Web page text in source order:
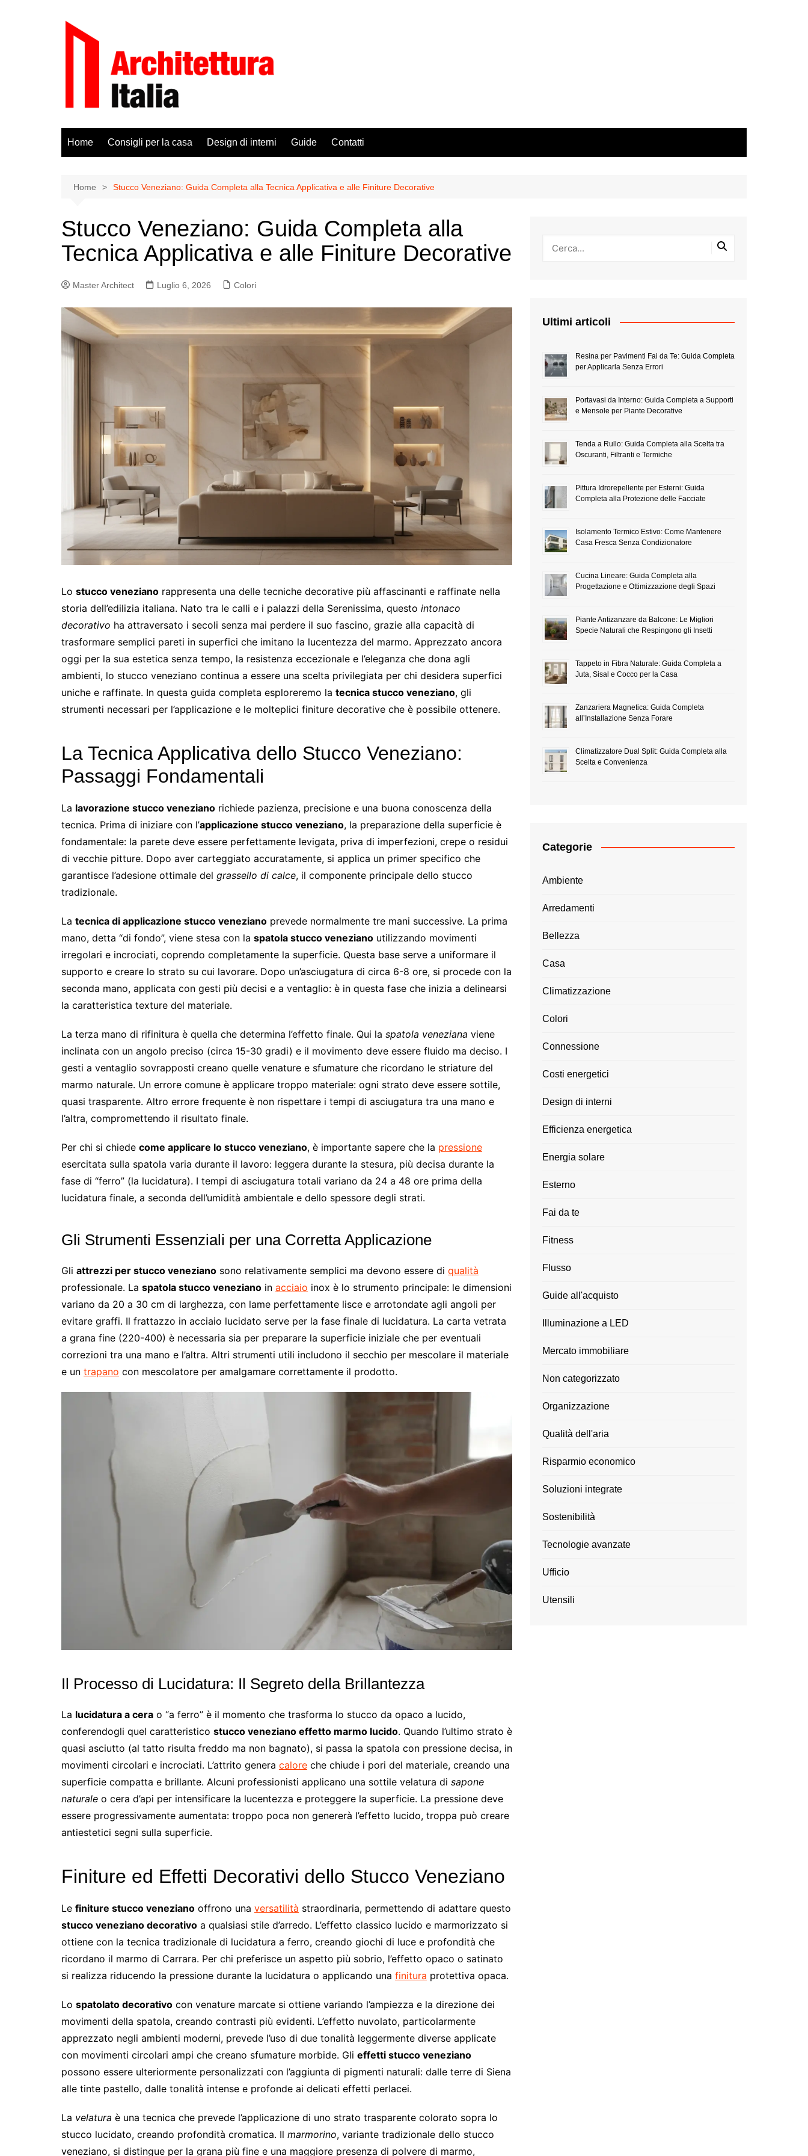
Home Consigli per la casa Design di interni Guide Contatti
Home Stucco Veneziano: Guida Completa alla Tecnica Applicativa e alle Finiture Decorative
Stucco Veneziano: Guida Completa alla
Tecnica Applicativa e alle Finiture Decorative
Master Architect Luglio 6, 2026 Colori
Lo stucco veneziano rappresenta una delle tecniche decorative più affascinanti e raffinate nella
storia dell’edilizia italiana. Nato tra le calli e i palazzi della Serenissima, questo intonaco
decorativo ha attraversato i secoli senza mai perdere il suo fascino, grazie alla capacità di
trasformare semplici pareti in superfici che imitano la lucentezza del marmo. Apprezzato ancora
oggi per la sua estetica senza tempo, la resistenza eccezionale e l’eleganza che dona agli
ambienti, lo stucco veneziano continua a essere una scelta privilegiata per chi desidera superfici
uniche e raffinate. In questa guida completa esploreremo la tecnica stucco veneziano, gli
strumenti necessari per l’applicazione e le molteplici finiture decorative che è possibile ottenere.
La Tecnica Applicativa dello Stucco Veneziano:
Passaggi Fondamentali
La lavorazione stucco veneziano richiede pazienza, precisione e una buona conoscenza della
tecnica. Prima di iniziare con l’applicazione stucco veneziano, la preparazione della superficie è
fondamentale: la parete deve essere perfettamente levigata, priva di imperfezioni, crepe o residui
di vecchie pitture. Dopo aver carteggiato accuratamente, si applica un primer specifico che
garantisce l’adesione ottimale del grassello di calce, il componente principale dello stucco
tradizionale.
La tecnica di applicazione stucco veneziano prevede normalmente tre mani successive. La prima
mano, detta “di fondo”, viene stesa con la spatola stucco veneziano utilizzando movimenti
irregolari e incrociati, coprendo completamente la superficie. Questa base serve a uniformare il
supporto e creare lo strato su cui lavorare. Dopo un’asciugatura di circa 6-8 ore, si procede con la
seconda mano, applicata con gesti più decisi e a ventaglio: è in questa fase che inizia a delinearsi
la caratteristica texture del materiale.
La terza mano di rifinitura è quella che determina l’effetto finale. Qui la spatola veneziana viene
inclinata con un angolo preciso (circa 15-30 gradi) e il movimento deve essere fluido ma deciso. I
gesti a ventaglio sovrapposti creano quelle venature e sfumature che ricordano le striature del
marmo naturale. Un errore comune è applicare troppo materiale: ogni strato deve essere sottile,
quasi trasparente. Altro errore frequente è non rispettare i tempi di asciugatura tra una mano e
l’altra, compromettendo il risultato finale.
Per chi si chiede come applicare lo stucco veneziano, è importante sapere che la pressione
esercitata sulla spatola varia durante il lavoro: leggera durante la stesura, più decisa durante la
fase di “ferro” (la lucidatura). I tempi di asciugatura totali variano da 24 a 48 ore prima della
lucidatura finale, a seconda dell’umidità ambientale e dello spessore degli strati.
Gli Strumenti Essenziali per una Corretta Applicazione
Gli attrezzi per stucco veneziano sono relativamente semplici ma devono essere di qualità
professionale. La spatola stucco veneziano in acciaio inox è lo strumento principale: le dimensioni
variano da 20 a 30 cm di larghezza, con lame perfettamente lisce e arrotondate agli angoli per
evitare graffi. Il frattazzo in acciaio lucidato serve per la fase finale di lucidatura. La carta vetrata
a grana fine (220-400) è necessaria sia per preparare la superficie iniziale che per eventuali
correzioni tra una mano e l’altra. Altri strumenti utili includono il secchio per mescolare il materiale
e un trapano con mescolatore per amalgamare correttamente il prodotto.
Il Processo di Lucidatura: Il Segreto della Brillantezza
La lucidatura a cera o “a ferro” è il momento che trasforma lo stucco da opaco a lucido,
conferendogli quel caratteristico stucco veneziano effetto marmo lucido. Quando l’ultimo strato è
quasi asciutto (al tatto risulta freddo ma non bagnato), si passa la spatola con pressione decisa, in
movimenti circolari e incrociati. L’attrito genera calore che chiude i pori del materiale, creando una
superficie compatta e brillante. Alcuni professionisti applicano una sottile velatura di sapone
naturale o cera d’api per intensificare la lucentezza e proteggere la superficie. La pressione deve
essere progressivamente aumentata: troppo poca non genererà l’effetto lucido, troppa può creare
antiestetici segni sulla superficie.
Finiture ed Effetti Decorativi dello Stucco Veneziano
Le finiture stucco veneziano offrono una versatilità straordinaria, permettendo di adattare questo
stucco veneziano decorativo a qualsiasi stile d’arredo. L’effetto classico lucido e marmorizzato si
ottiene con la tecnica tradizionale di lucidatura a ferro, creando giochi di luce e profondità che
ricordano il marmo di Carrara. Per chi preferisce un aspetto più sobrio, l’effetto opaco o satinato
si realizza riducendo la pressione durante la lucidatura o applicando una finitura protettiva opaca.
Lo spatolato decorativo con venature marcate si ottiene variando l’ampiezza e la direzione dei
movimenti della spatola, creando contrasti più evidenti. L’effetto nuvolato, particolarmente
apprezzato negli ambienti moderni, prevede l’uso di due tonalità leggermente diverse applicate
con movimenti circolari ampi che creano sfumature morbide. Gli effetti stucco veneziano
possono essere ulteriormente personalizzati con l’aggiunta di pigmenti naturali: dalle terre di Siena
alle tinte pastello, dalle tonalità intense e profonde ai delicati effetti perlacei.
La velatura è una tecnica che prevede l’applicazione di uno strato trasparente colorato sopra lo
stucco lucidato, creando profondità cromatica. Il marmorino, variante tradizionale dello stucco
veneziano, si distingue per la grana più fine e una maggiore presenza di polvere di marmo,
Ultimi articoli
Resina per Pavimenti Fai da Te: Guida Completa
per Applicarla Senza Errori
Portavasi da Interno: Guida Completa a Supporti
e Mensole per Piante Decorative
Tenda a Rullo: Guida Completa alla Scelta tra
Oscuranti, Filtranti e Termiche
Pittura Idrorepellente per Esterni: Guida
Completa alla Protezione delle Facciate
Isolamento Termico Estivo: Come Mantenere
Casa Fresca Senza Condizionatore
Cucina Lineare: Guida Completa alla
Progettazione e Ottimizzazione degli Spazi
Piante Antizanzare da Balcone: Le Migliori
Specie Naturali che Respingono gli Insetti
Tappeto in Fibra Naturale: Guida Completa a
Juta, Sisal e Cocco per la Casa
Zanzariera Magnetica: Guida Completa
all’Installazione Senza Forare
Climatizzatore Dual Split: Guida Completa alla
Scelta e Convenienza
Categorie
Ambiente
Arredamenti
Bellezza
Casa
Climatizzazione
Colori
Connessione
Costi energetici
Design di interni
Efficienza energetica
Energia solare
Esterno
Fai da te
Fitness
Flusso
Guide all'acquisto
Illuminazione a LED
Mercato immobiliare
Non categorizzato
Organizzazione
Qualità dell'aria
Risparmio economico
Soluzioni integrate
Sostenibilità
Tecnologie avanzate
Ufficio
Utensili